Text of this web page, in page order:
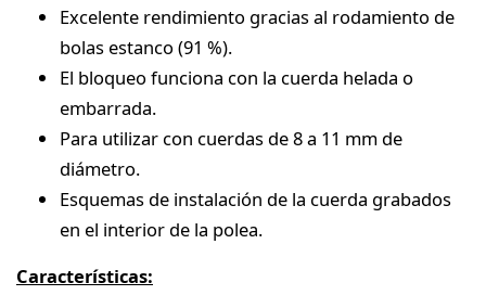
Excelente rendimiento gracias al rodamiento de
bolas estanco (91 %).
El bloqueo funciona con la cuerda helada o
embarrada.
Para utilizar con cuerdas de 8 a 11 mm de
diámetro.
Esquemas de instalación de la cuerda grabados
en el interior de la polea.
Características: